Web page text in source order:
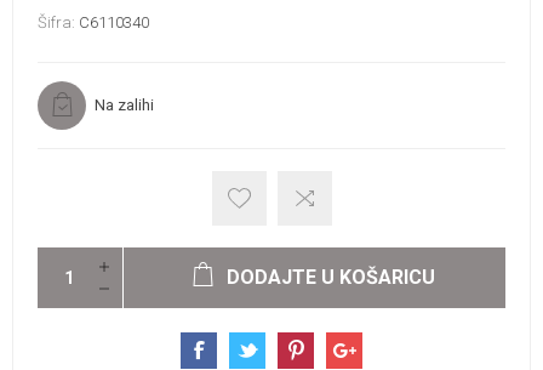
Šifra: C6110340
Na zalihi
DODAJTE U KOŠARICU